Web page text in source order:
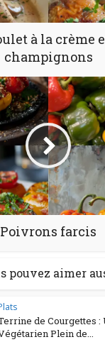
à la crème
champignons
Poivrons farcis
pouvez aimer
de Courgettes :
Plein de...